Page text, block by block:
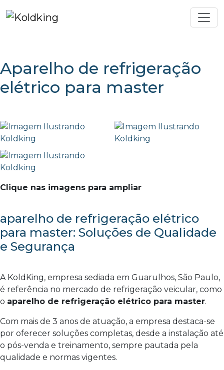
Aparelho de refrigeração
elétrico para master
Clique nas imagens para ampliar
aparelho de refrigeração elétrico
para master: Soluções de Qualidade
e Segurança
A KoldKing, empresa sediada em Guarulhos, São Paulo,
é referência no mercado de refrigeração veicular, como
o aparelho de refrigeração elétrico para master.
Com mais de 3 anos de atuação, a empresa destaca-se
por oferecer soluções completas, desde a instalação até
o pós-venda e treinamento, sempre pautada pela
qualidade e normas vigentes.